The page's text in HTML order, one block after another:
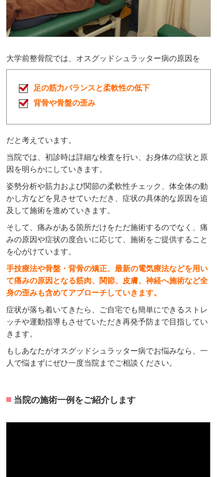
大学前整骨院では、オスグッドシュラッター病の原因を
足の筋力バランスと柔軟性の低下
背骨や骨盤の歪み
だと考えています。
当院では、初診時は詳細な検査を行い、お身体の症状と原
因を明らかにしていきます。
姿勢分析や筋力および関節の柔軟性チェック、体全体の動
かし方などを見させていただき、症状の具体的な原因を追
及して施術を進めていきます。
そして、痛みがある箇所だけをただ施術するのでなく、痛
みの原因や症状の度合いに応じて、施術をご提供すること
を心がけています。
手技療法や骨盤・背骨の矯正、最新の電気療法などを用い
て痛みの原因となる筋肉、関節、皮膚、神経へ施術など全
身の歪みも含めてアプローチしていきます。
症状が落ち着いてきたら、ご自宅でも簡単にできるストレ
ッチや運動指導もさせていただき再発予防まで目指してい
きます。
もしあなたがオスグッドシュラッター病でお悩みなら、一
人で悩まずにぜひ一度当院までご相談ください。
当院の施術一例をご紹介します